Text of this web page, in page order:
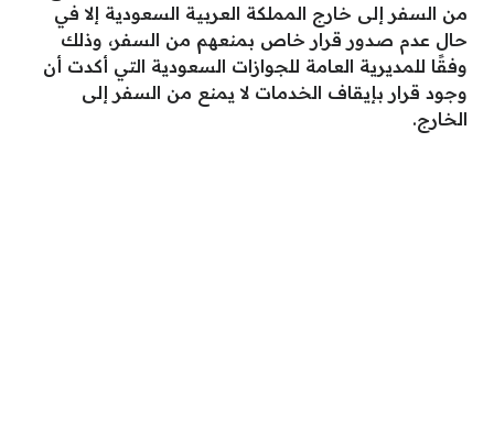
من السفر إلى خارج المملكة العربية السعودية إلا في
حال عدم صدور قرار خاص بمنعهم من السفر، وذلك
وفقًا للمديرية العامة للجوازات السعودية التي أكدت أن
وجود قرار بإيقاف الخدمات لا يمنع من السفر إلى
الخارج.